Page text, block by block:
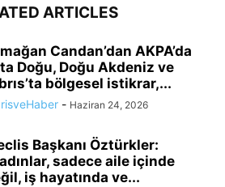
ARTICLES
Candan’dan AKPA’da
Doğu, Doğu Akdeniz ve
bölgesel istikrar,...
- Haziran 24, 2026
Başkanı Öztürkler:
sadece aile içinde
iş hayatında ve...